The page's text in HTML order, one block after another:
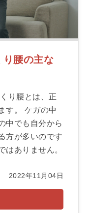
り腰の主な
り腰とは、正
す。 ケガの中
中でも自分から
方が多いのです
はありません。
2022年11月04日